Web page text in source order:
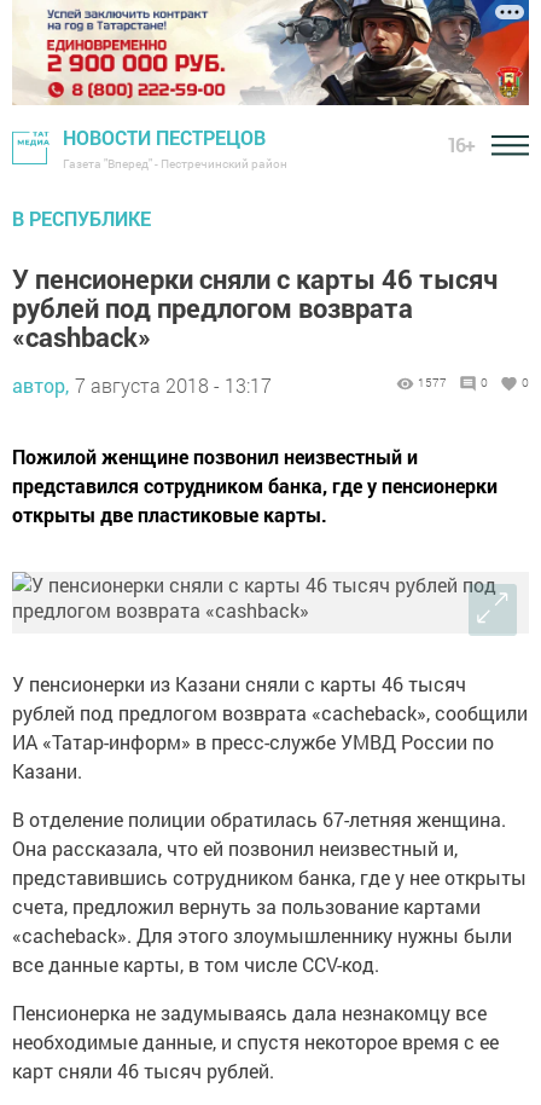
НОВОСТИ ПЕСТРЕЦОВ
Газета "Вперед" - Пестречинский район
16+
В РЕСПУБЛИКЕ
У пенсионерки сняли с карты 46 тысяч
рублей под предлогом возврата
«cashback»
автор, 7 августа 2018 - 13:17 1577 0 0
Пожилой женщине позвонил неизвестный и
представился сотрудником банка, где у пенсионерки
открыты две пластиковые карты.
У пенсионерки из Казани сняли с карты 46 тысяч
рублей под предлогом возврата «cacheback», сообщили
ИА «Татар-информ» в пресс-службе УМВД России по
Казани.
В отделение полиции обратилась 67-летняя женщина.
Она рассказала, что ей позвонил неизвестный и,
представившись сотрудником банка, где у нее открыты
счета, предложил вернуть за пользование картами
«cacheback». Для этого злоумышленнику нужны были
все данные карты, в том числе CCV-код.
Пенсионерка не задумываясь дала незнакомцу все
необходимые данные, и спустя некоторое время с ее
карт сняли 46 тысяч рублей.